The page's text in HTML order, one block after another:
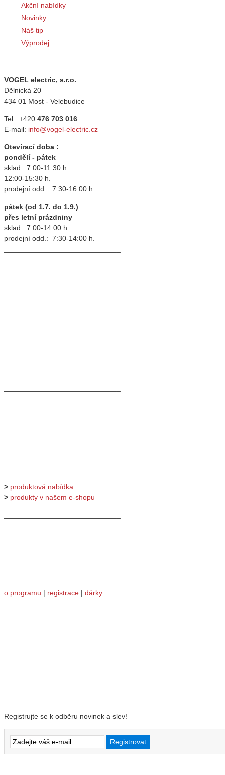
Akční nabídky
Novinky
Náš tip
Výprodej
VOGEL electric, s.r.o.
Dělnická 20
434 01 Most - Velebudice
Tel.: +420 476 703 016
E-mail: info@vogel-electric.cz
Otevírací doba :
pondělí - pátek
sklad : 7:00-11:30 h.
12:00-15:30 h.
prodejní odd.: 7:30-16:00 h.
pátek (od 1.7. do 1.9.)
přes letní prázdniny
sklad : 7:00-14:00 h.
prodejní odd.: 7:30-14:00 h.
> produktová nabídka
> produkty v našem e-shopu
o programu | registrace | dárky
Registrujte se k odběru novinek a slev!